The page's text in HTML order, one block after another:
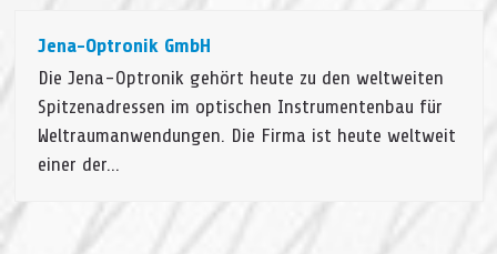
Jena-Optronik GmbH
Die Jena-Optronik gehört heute zu den weltweiten
Spitzenadressen im optischen Instrumentenbau für
Weltraumanwendungen. Die Firma ist heute weltweit
einer der…